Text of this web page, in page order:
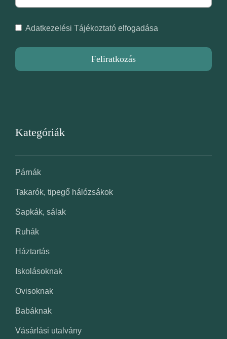
Adatkezelési Tájékoztatóelfogadása
Feliratkozás
Kategóriák
Párnák
Takarók, tipegő hálózsákok
Sapkák, sálak
Ruhák
Háztartás
Iskolásoknak
Ovisoknak
Babáknak
Vásárlási utalvány